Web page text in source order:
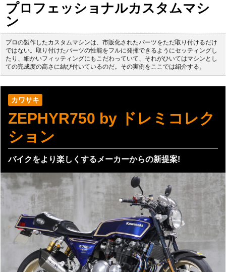
プロフェッショナルカスタムマシ
ン
プロの製作したカスタムマシンは、市販化されたパーツをただ取り付けるだけ
ではない。取り付けたパーツの性能をフルに発揮できるようにセッティングし
たり、細かいフィッティングにもこだわっていて、それがひいてはマシンとし
ての完成度の高さに結び付いているのだ。その実例をここでは紹介する。
カワサキ
ZEPHYR750 by ドレミコレク
ション
バイクをより楽しくするメーカーからの新提案!